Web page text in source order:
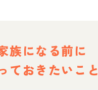
族になる前に
ておきたいこと